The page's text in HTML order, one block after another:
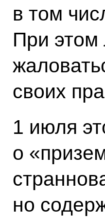
в том
При этом
своих
1 июля
о
но